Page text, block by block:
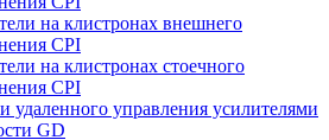
на клистронах внешнего
CPI
на клистронах стоечного
CPI
удаленного управления усилителями
GD